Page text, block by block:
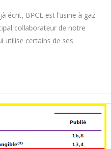
écrit, BPCE est l’usine à gaz
collaborateur de notre
utilise certains de ses